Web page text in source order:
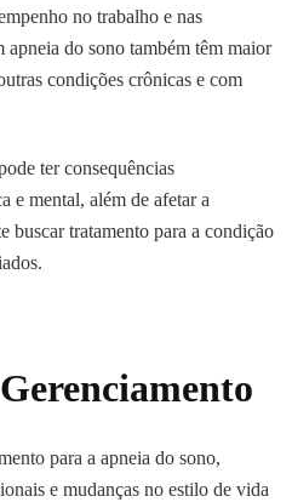
no trabalho e nas
apneia do sono também têm maior
condições crônicas e com
ter consequências
e mental, além de afetar a
buscar tratamento para a condição
para a apneia do sono,
e mudanças no estilo de vida